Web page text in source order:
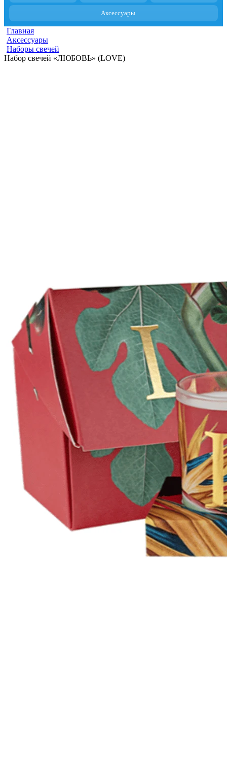
Аксессуары
Главная
Аксессуары
Наборы свечей
Набор свечей «ЛЮБОВЬ» (LOVE)